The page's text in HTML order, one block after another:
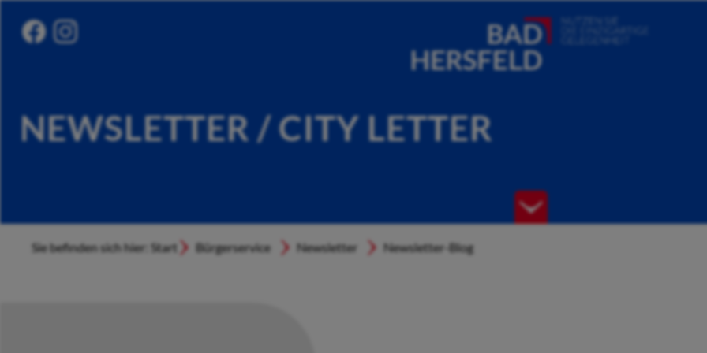
NEWSLETTER / CITY LETTER
Sie befinden sich hier: Start Bürgerservice Newsletter Newsletter-Blog